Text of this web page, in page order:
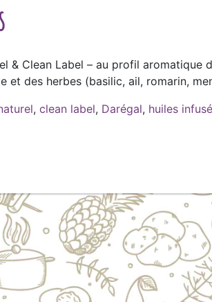
& Clean Label – au profil aromatique
et des herbes (basilic, ail, romarin,
, clean label, Darégal, huiles